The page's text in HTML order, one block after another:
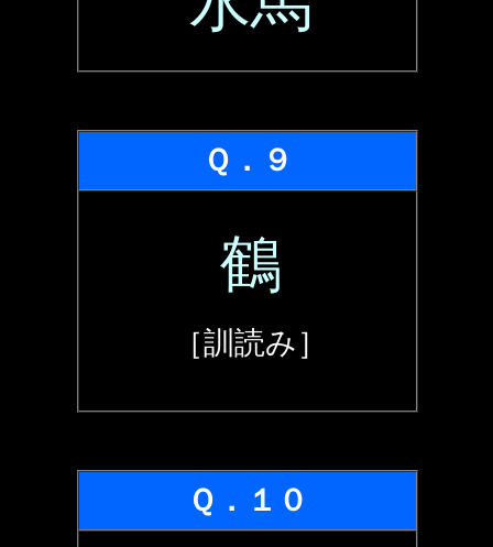
Ｑ．９
鶴
［訓読み］
Ｑ．１０